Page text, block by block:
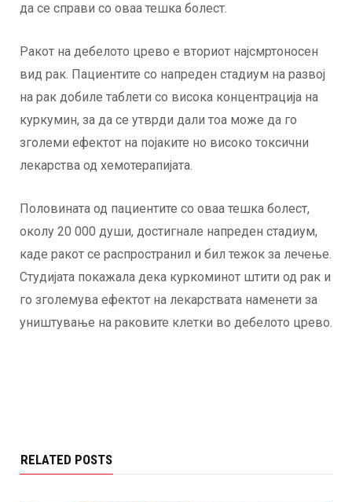
да се справи со оваа тешка болест.
Ракот на дебелото црево е вториот најсмртоносен
вид рак. Пациентите со напреден стадиум на развој
на рак добиле таблети со висока концентрација на
куркумин, за да се утврди дали тоа може да го
зголеми ефектот на појаките но високо токсични
лекарства од хемотерапијата.
Половината од пациентите со оваа тешка болест,
околу 20 000 души, достигнале напреден стадиум,
каде ракот се распространил и бил тежок за лечење.
Студијата покажала дека куркоминот штити од рак и
го зголемува ефектот на лекарствата наменети за
уништување на раковите клетки во дебелото црево.
RELATED POSTS